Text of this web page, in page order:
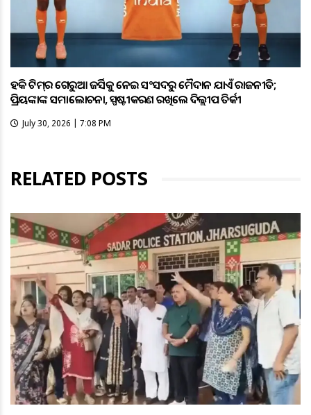
ହକି ଟିମ୍‌ର ଗେରୁଆ ଜର୍ସିକୁ ନେଇ ସଂସଦରୁ ମୈଦାନ ଯାଏଁ ରାଜନୀତି;
ପ୍ରିୟଙ୍କାଙ୍କ ସମାଲୋଚନା, ସ୍ପଷ୍ଟୀକରଣ ରଖିଲେ ଦିଲ୍ଲୀପ ତିର୍କୀ
July 30, 2026 | 7:08 PM
RELATED POSTS